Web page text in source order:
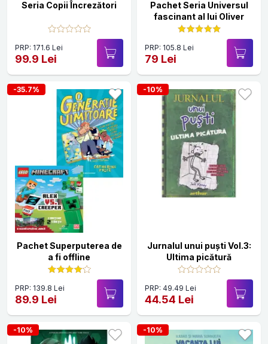
Seria Copii Încrezători
PRP: 171.6 Lei
99.9 Lei
Pachet Seria Universul
fascinant al lui Oliver
PRP: 105.8 Lei
79 Lei
-35.7%
Pachet Superputerea de
a fi offline
PRP: 139.8 Lei
89.9 Lei
-10%
Jurnalul unui puști Vol.3:
Ultima picătură
PRP: 49.49 Lei
44.54 Lei
-10% -10%